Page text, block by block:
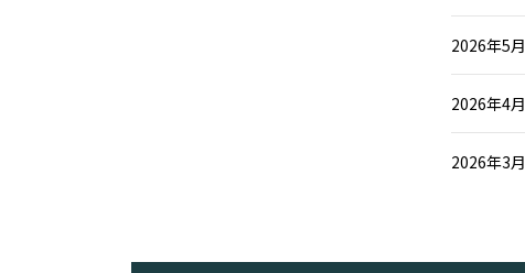
2026年5月
2026年4月
2026年3月